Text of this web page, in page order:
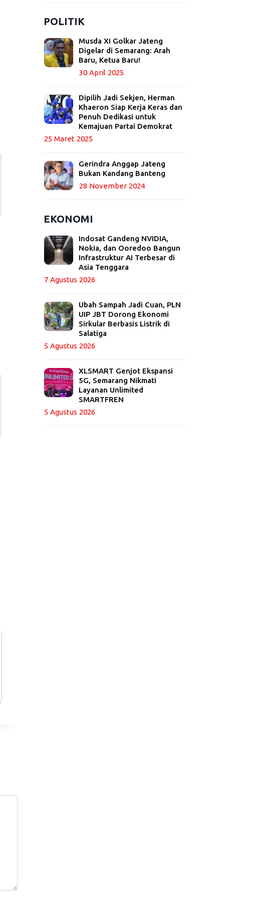
POLITIK
Musda XI Golkar Jateng
Digelar di Semarang: Arah
Baru, Ketua Baru!
30 April 2025
Dipilih Jadi Sekjen, Herman
Khaeron Siap Kerja Keras dan
Penuh Dedikasi untuk
Kemajuan Partai Demokrat
25 Maret 2025
Gerindra Anggap Jateng
Bukan Kandang Banteng
28 November 2024
EKONOMI
Indosat Gandeng NVIDIA,
Nokia, dan Ooredoo Bangun
Infrastruktur AI Terbesar di
Asia Tenggara
7 Agustus 2026
Ubah Sampah Jadi Cuan, PLN
UIP JBT Dorong Ekonomi
Sirkular Berbasis Listrik di
Salatiga
5 Agustus 2026
XLSMART Genjot Ekspansi
5G, Semarang Nikmati
Layanan Unlimited
SMARTFREN
5 Agustus 2026